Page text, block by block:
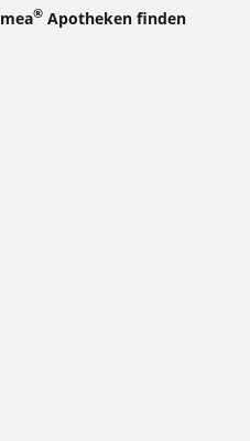
mea®Apotheken finden